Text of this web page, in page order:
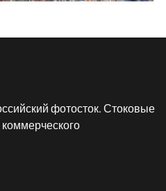
фотосток. Стоковые